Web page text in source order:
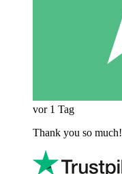
vor 1 Tag
Thank you so much!